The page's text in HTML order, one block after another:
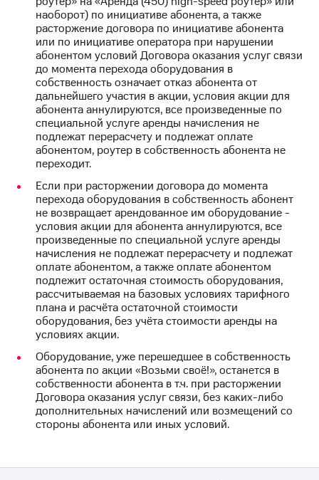
Настройки
автоплатежа
Пополнить
номер
другого
оператора
Оплата
интернета
и
ТВ
Переводы
с
телефона
на карту
МТС Pay
Оплата
по QR-
коду
за границей
Смартфоны
Наушники
и
колонки
и
наоборот) по инициативе абонента, а также
расторжение договора по инициативе абонента
или по инициативе оператора при нарушении
абонентом условий Договора оказания услуг связи
до момента перехода оборудования в
собственность означает отказ абонента от
дальнейшего участия в акции, условия акции для
абонента аннулируются, все произведенные по
специальной услуге аренды начисления не
подлежат перерасчету и подлежат оплате
абонентом, роутер в собственность абонента не
переходит.
Если при расторжении договора до момента
перехода оборудования в собственность абонент
не возвращает арендованное им оборудование -
условия акции для абонента аннулируются, все
произведенные по специальной услуге аренды
начисления не подлежат перерасчету и подлежат
оплате абонентом, а также оплате абонентом
подлежит остаточная стоимость оборудования,
рассчитываемая на базовых условиях тарифного
плана и расчёта остаточной стоимости
оборудования, без учёта стоимости аренды на
условиях акции.
Оборудование, уже перешедшее в собственность
абонента по акции «Возьми своё!», останется в
собственности абонента в т.ч. при расторжении
Договора оказания услуг связи, без каких-либо
дополнительных начислений или возмещений со
стороны абонента или иных условий.